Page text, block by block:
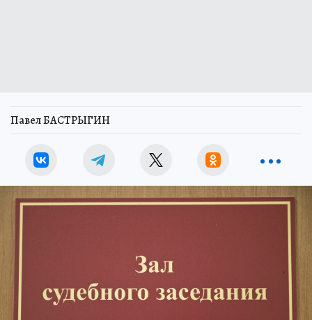
Павел БАСТРЫГИН